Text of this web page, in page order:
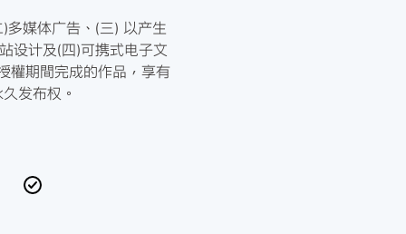
多媒体广告、(三) 以产生
设计及(四)可携式电子文
權期間完成的作品，享有
久发布权。